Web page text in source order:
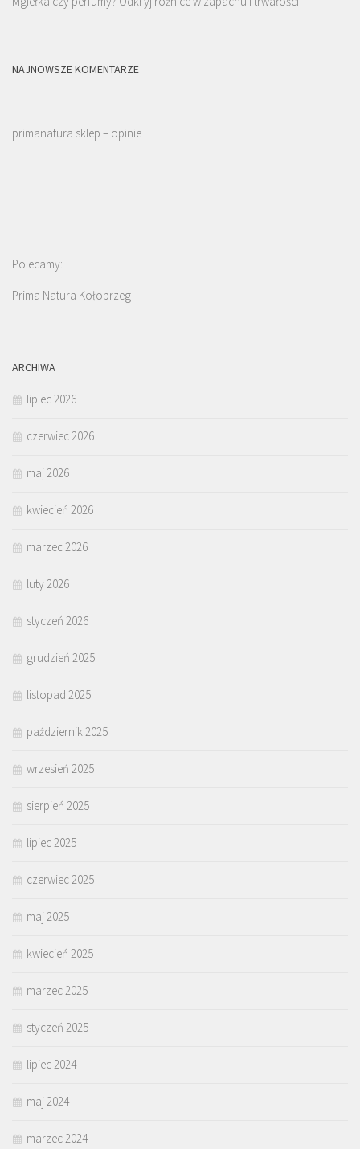
NAJNOWSZE KOMENTARZE
primanatura sklep – opinie
Polecamy:
Prima Natura Kołobrzeg
ARCHIWA
lipiec 2026
czerwiec 2026
maj 2026
kwiecień 2026
marzec 2026
luty 2026
styczeń 2026
grudzień 2025
listopad 2025
październik 2025
wrzesień 2025
sierpień 2025
lipiec 2025
czerwiec 2025
maj 2025
kwiecień 2025
marzec 2025
styczeń 2025
lipiec 2024
maj 2024
marzec 2024